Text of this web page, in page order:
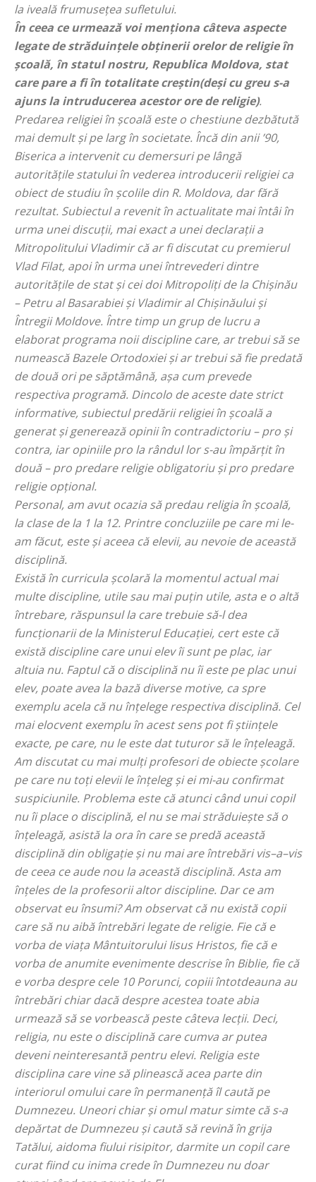
la iveală frumusețea sufletului.
În ceea ce urmează voi menționa câteva aspecte
legate de străduințele obținerii orelor de religie în
școală, în statul nostru, Republica Moldova, stat
care pare a fi în totalitate creștin(deși cu greu s-a
ajuns la intruducerea acestor ore de religie).
Predarea religiei în școală este o chestiune dezbătută
mai demult și pe larg în societate. Încă din anii ’90,
Biserica a intervenit cu demersuri pe lângă
autoritățile statului în vederea introducerii religiei ca
obiect de studiu în școlile din R. Moldova, dar fără
rezultat. Subiectul a revenit în actualitate mai întâi în
urma unei discuții, mai exact a unei declarații a
Mitropolitului Vladimir că ar fi discutat cu premierul
Vlad Filat, apoi în urma unei întrevederi dintre
autoritățile de stat și cei doi Mitropoliți de la Chișinău
– Petru al Basarabiei și Vladimir al Chișinăului și
Întregii Moldove. Între timp un grup de lucru a
elaborat programa noii discipline care, ar trebui să se
numească Bazele Ortodoxiei și ar trebui să fie predată
de două ori pe săptămână, așa cum prevede
respectiva programă. Dincolo de aceste date strict
informative, subiectul predării religiei în școală a
generat și generează opinii în contradictoriu – pro și
contra, iar opiniile pro la rândul lor s-au împărțit în
două – pro predare religie obligatoriu și pro predare
religie opțional.
Personal, am avut ocazia să predau religia în școală,
la clase de la 1 la 12. Printre concluziile pe care mi le-
am făcut, este și aceea că elevii, au nevoie de această
disciplină.
Există în curricula școlară la momentul actual mai
multe discipline, utile sau mai puțin utile, asta e o altă
întrebare, răspunsul la care trebuie să-l dea
funcționarii de la Ministerul Educației, cert este că
există discipline care unui elev îi sunt pe plac, iar
altuia nu. Faptul că o disciplină nu îi este pe plac unui
elev, poate avea la bază diverse motive, ca spre
exemplu acela că nu înțelege respectiva disciplină. Cel
mai elocvent exemplu în acest sens pot fi științele
exacte, pe care, nu le este dat tuturor să le înțeleagă.
Am discutat cu mai mulți profesori de obiecte școlare
pe care nu toți elevii le înțeleg și ei mi-au confirmat
suspiciunile. Problema este că atunci când unui copil
nu îi place o disciplină, el nu se mai străduiește să o
înțeleagă, asistă la ora în care se predă această
disciplină din obligație și nu mai are întrebări vis–a–vis
de ceea ce aude nou la această disciplină. Asta am
înțeles de la profesorii altor discipline. Dar ce am
observat eu însumi? Am observat că nu există copii
care să nu aibă întrebări legate de religie. Fie că e
vorba de viața Mântuitorului Iisus Hristos, fie că e
vorba de anumite evenimente descrise în Biblie, fie că
e vorba despre cele 10 Porunci, copiii întotdeauna au
întrebări chiar dacă despre acestea toate abia
urmează să se vorbească peste câteva lecții. Deci,
religia, nu este o disciplină care cumva ar putea
deveni neinteresantă pentru elevi. Religia este
disciplina care vine să plinească acea parte din
interiorul omului care în permanență îl caută pe
Dumnezeu. Uneori chiar și omul matur simte că s-a
depărtat de Dumnezeu și caută să revină în grija
Tatălui, aidoma fiului risipitor, darmite un copil care
curat fiind cu inima crede în Dumnezeu nu doar